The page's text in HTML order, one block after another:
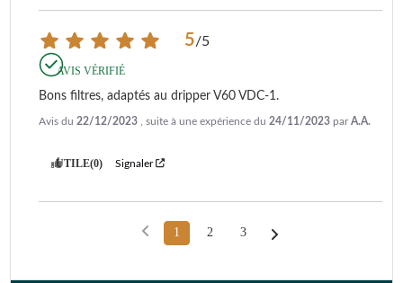
5/5
AVIS VÉRIFIÉ
Bons filtres, adaptés au dripper V60 VDC-1.
Avis du 22/12/2023 , suite à une expérience du 24/11/2023 parA.A.
UTILE(0) Signaler
1 2 3